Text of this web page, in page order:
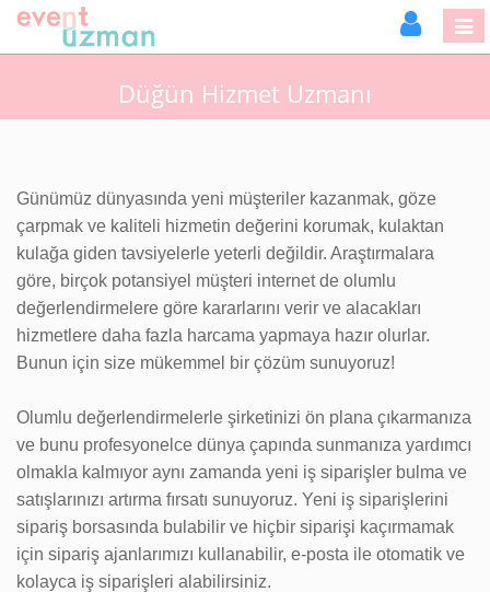
Düğün Hizmet Uzmanı
Günümüz dünyasında yeni müşteriler kazanmak, göze
çarpmak ve kaliteli hizmetin değerini korumak, kulaktan
kulağa giden tavsiyelerle yeterli değildir. Araştırmalara
göre, birçok potansiyel müşteri internet de olumlu
değerlendirmelere göre kararlarını verir ve alacakları
hizmetlere daha fazla harcama yapmaya hazır olurlar.
Bunun için size mükemmel bir çözüm sunuyoruz!
Olumlu değerlendirmelerle şirketinizi ön plana çıkarmanıza
ve bunu profesyonelce dünya çapında sunmanıza yardımcı
olmakla kalmıyor aynı zamanda yeni iş siparişler bulma ve
satışlarınızı artırma fırsatı sunuyoruz. Yeni iş siparişlerini
sipariş borsasında bulabilir ve hiçbir siparişi kaçırmamak
için sipariş ajanlarımızı kullanabilir, e-posta ile otomatik ve
kolayca iş siparişleri alabilirsiniz.